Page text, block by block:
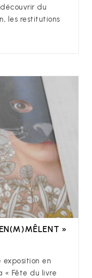
du
les restitutions
»
exposition en
« Fête du livre